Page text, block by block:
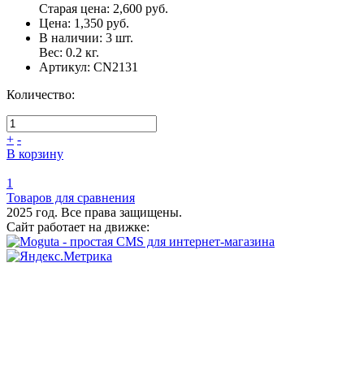
Старая цена: 2,600 руб.
Цена: 1,350 руб.
В наличии: 3 шт.
Вес: 0.2 кг.
Артикул: CN2131
Количество:
+ -
В корзину
1
Товаров для сравнения
2025 год. Все права защищены.
Сайт работает на движке: